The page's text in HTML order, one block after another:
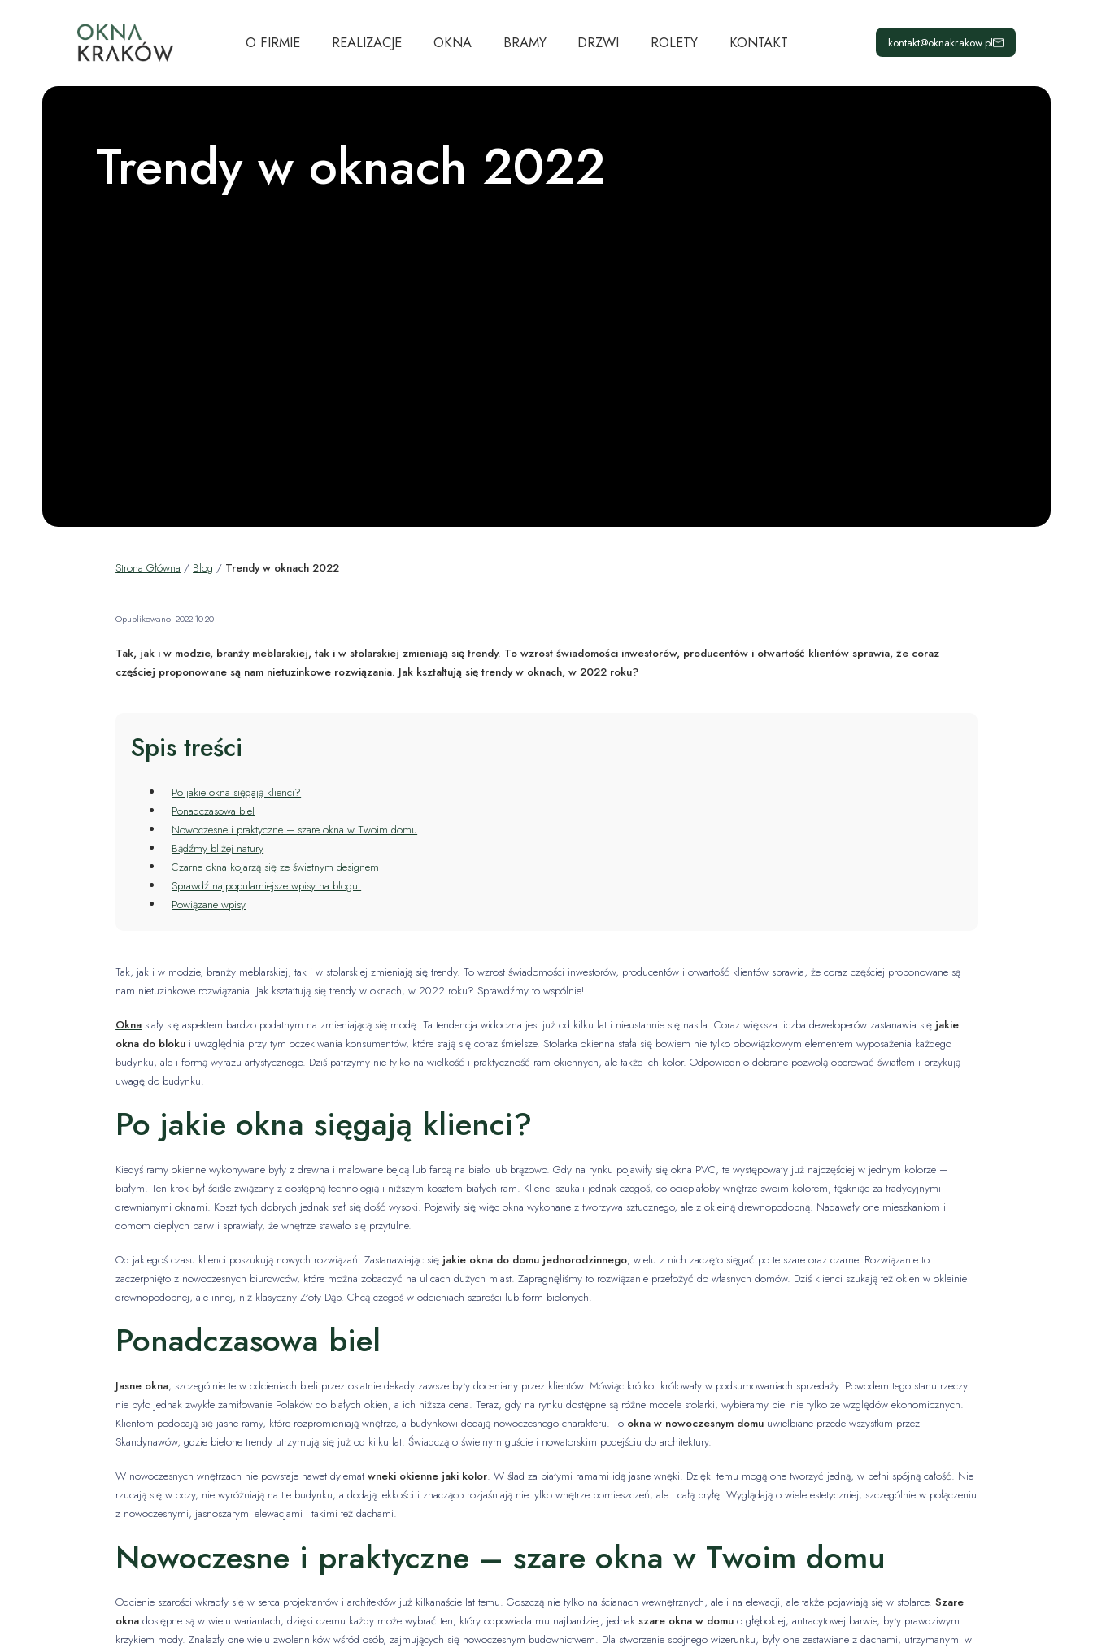
O FIRMIE REALIZACJE OKNA BRAMY DRZWI ROLETY KONTAKT kontakt@oknakrakow.pl
Trendy w oknach 2022
Strona Główna / Blog / Trendy w oknach 2022
Opublikowano: 2022-10-20
Tak, jak i w modzie, branży meblarskiej, tak i w stolarskiej zmieniają się trendy. To wzrost świadomości inwestorów, producentów i otwartość klientów sprawia, że coraz
częściej proponowane są nam nietuzinkowe rozwiązania. Jak kształtują się trendy w oknach, w 2022 roku?
Spis treści
Po jakie okna sięgają klienci?
Ponadczasowa biel
Nowoczesne i praktyczne – szare okna w Twoim domu
Bądźmy bliżej natury
Czarne okna kojarzą się ze świetnym designem
Sprawdź najpopularniejsze wpisy na blogu:
Powiązane wpisy
Tak, jak i w modzie, branży meblarskiej, tak i w stolarskiej zmieniają się trendy. To wzrost świadomości inwestorów, producentów i otwartość klientów sprawia, że coraz częściej proponowane są
nam nietuzinkowe rozwiązania. Jak kształtują się trendy w oknach, w 2022 roku? Sprawdźmy to wspólnie!
Okna stały się aspektem bardzo podatnym na zmieniającą się modę. Ta tendencja widoczna jest już od kilku lat i nieustannie się nasila. Coraz większa liczba deweloperów zastanawia się jakie
okna do bloku i uwzględnia przy tym oczekiwania konsumentów, które stają się coraz śmielsze. Stolarka okienna stała się bowiem nie tylko obowiązkowym elementem wyposażenia każdego
budynku, ale i formą wyrazu artystycznego. Dziś patrzymy nie tylko na wielkość i praktyczność ram okiennych, ale także ich kolor. Odpowiednio dobrane pozwolą operować światłem i przykują
uwagę do budynku.
Po jakie okna sięgają klienci?
Kiedyś ramy okienne wykonywane były z drewna i malowane bejcą lub farbą na biało lub brązowo. Gdy na rynku pojawiły się okna PVC, te występowały już najczęściej w jednym kolorze –
białym. Ten krok był ściśle związany z dostępną technologią i niższym kosztem białych ram. Klienci szukali jednak czegoś, co ocieplałoby wnętrze swoim kolorem, tęskniąc za tradycyjnymi
drewnianymi oknami. Koszt tych dobrych jednak stał się dość wysoki. Pojawiły się więc okna wykonane z tworzywa sztucznego, ale z okleiną drewnopodobną. Nadawały one mieszkaniom i
domom ciepłych barw i sprawiały, że wnętrze stawało się przytulne.
Od jakiegoś czasu klienci poszukują nowych rozwiązań. Zastanawiając się jakie okna do domu jednorodzinnego, wielu z nich zaczęło sięgać po te szare oraz czarne. Rozwiązanie to
zaczerpnięto z nowoczesnych biurowców, które można zobaczyć na ulicach dużych miast. Zapragnęliśmy to rozwiązanie przełożyć do własnych domów. Dziś klienci szukają też okien w okleinie
drewnopodobnej, ale innej, niż klasyczny Złoty Dąb. Chcą czegoś w odcieniach szarości lub form bielonych.
Ponadczasowa biel
Jasne okna, szczególnie te w odcieniach bieli przez ostatnie dekady zawsze były doceniany przez klientów. Mówiąc krótko: królowały w podsumowaniach sprzedaży. Powodem tego stanu rzeczy
nie było jednak zwykłe zamiłowanie Polaków do białych okien, a ich niższa cena. Teraz, gdy na rynku dostępne są różne modele stolarki, wybieramy biel nie tylko ze względów ekonomicznych.
Klientom podobają się jasne ramy, które rozpromieniają wnętrze, a budynkowi dodają nowoczesnego charakteru. To okna w nowoczesnym domu uwielbiane przede wszystkim przez
Skandynawów, gdzie bielone trendy utrzymują się już od kilku lat. Świadczą o świetnym guście i nowatorskim podejściu do architektury.
W nowoczesnych wnętrzach nie powstaje nawet dylematwneki okienne jaki kolor. W ślad za białymi ramami idą jasne wnęki. Dzięki temu mogą one tworzyć jedną, w pełni spójną całość. Nie
rzucają się w oczy, nie wyróżniają na tle budynku, a dodają lekkości i znacząco rozjaśniają nie tylko wnętrze pomieszczeń, ale i całą bryłę. Wyglądają o wiele estetyczniej, szczególnie w połączeniu
z nowoczesnymi, jasnoszarymi elewacjami i takimi też dachami.
Nowoczesne i praktyczne – szare okna w Twoim domu
Odcienie szarości wkradły się w serca projektantów i architektów już kilkanaście lat temu. Goszczą nie tylko na ścianach wewnętrznych, ale i na elewacji, ale także pojawiają się w stolarce.Szare
okna dostępne są w wielu wariantach, dzięki czemu każdy może wybrać ten, który odpowiada mu najbardziej, jednakszare okna w domu o głębokiej, antracytowej barwie, były prawdziwym
krzykiem mody. Znalazły one wielu zwolenników wśród osób, zajmujących się nowoczesnym budownictwem. Dla stworzenie spójnego wizerunku, były one zestawiane z dachami, utrzymanymi w